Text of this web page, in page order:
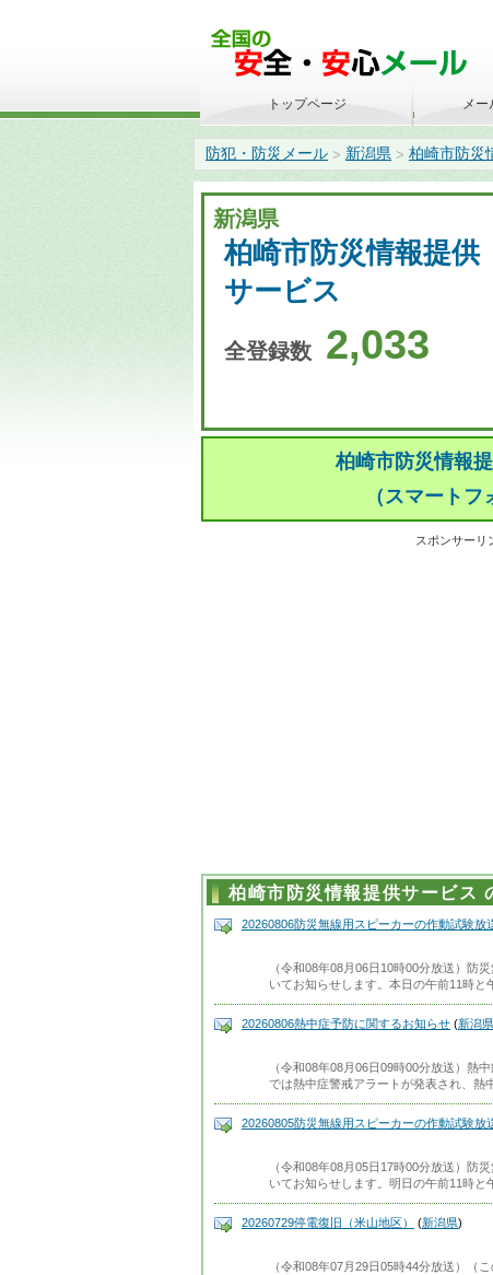
防犯・防災メール > 新潟県 > 柏崎市防災
新潟県
柏崎市防災情報提供
サービス
全登録数 2,033
柏崎市防災情報
（スマートフ
スポンサーリ
柏崎市防災情報提供サービス
20260806防災無線用スピーカーの作動試験放
（令和08年08月06日10時00分放送）防
いてお知らせします。本日の午前11時と
20260806熱中症予防に関するお知らせ (新潟県
（令和08年08月06日09時00分放送）熱
では熱中症警戒アラートが発表され、熱
20260805防災無線用スピーカーの作動試験放
（令和08年08月05日17時00分放送）防
いてお知らせします。明日の午前11時と
20260729停電復旧（米山地区） (新潟県)
（令和08年07月29日05時44分放送）（
トップページ メー